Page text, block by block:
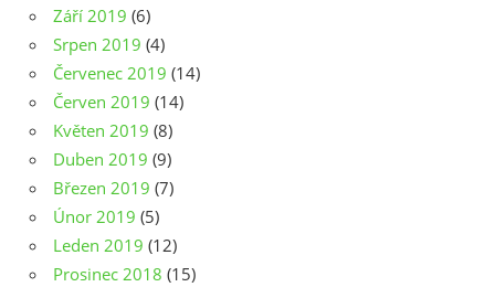
Září 2019 (6)
Srpen 2019 (4)
Červenec 2019 (14)
Červen 2019 (14)
Květen 2019 (8)
Duben 2019 (9)
Březen 2019 (7)
Únor 2019 (5)
Leden 2019 (12)
Prosinec 2018 (15)